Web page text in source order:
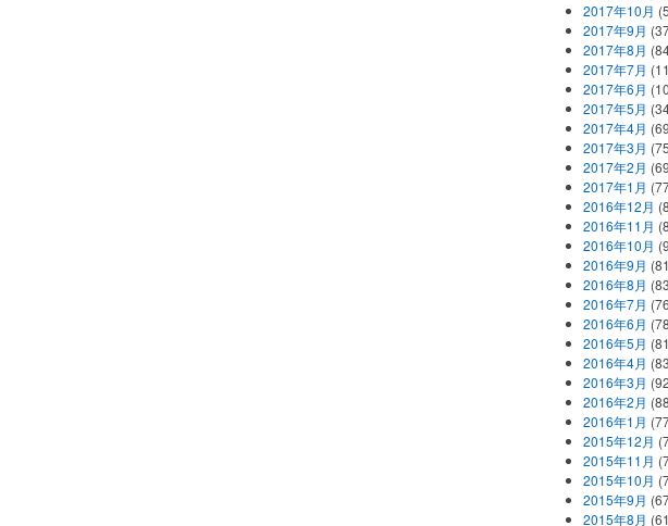
2017年10月
2017年9月
2017年8月
2017年7月
2017年6月
2017年5月
2017年4月
2017年3月
2017年2月
2017年1月
2016年12月
2016年11月
2016年10月
2016年9月
2016年8月
2016年7月
2016年6月
2016年5月
2016年4月
2016年3月
2016年2月
2016年1月
2015年12月
2015年11月
2015年10月
2015年9月
2015年8月